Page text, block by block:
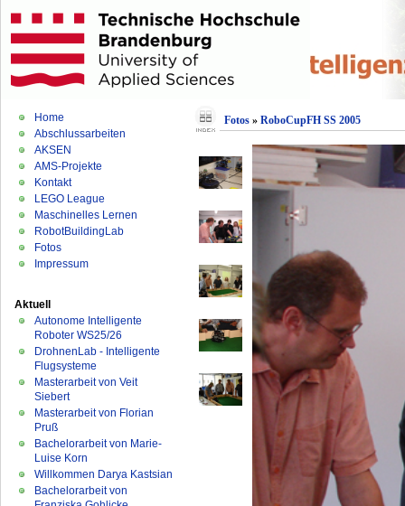
Home
Abschlussarbeiten
AKSEN
AMS-Projekte
Kontakt
LEGO League
Maschinelles Lernen
RobotBuildingLab
Fotos
Impressum
Aktuell
Autonome Intelligente
Roboter WS25/26
DrohnenLab - Intelligente
Flugsysteme
Masterarbeit von Veit
Siebert
Masterarbeit von Florian
Pruß
Bachelorarbeit von Marie-
Luise Korn
Willkommen Darya Kastsian
Bachelorarbeit von
Fotos» RoboCupFH SS 2005